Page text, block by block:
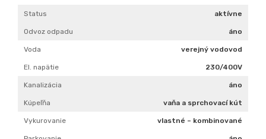
Vykurovanie vlastné – kombinované
Parkovanie áno
Inžinierske siete áno
Postavené z tehla
Zateplený objekt áno
Krb predpríprava
Energetický certifikát A